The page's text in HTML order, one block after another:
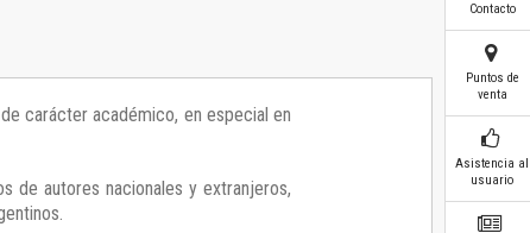
carácter académico, en especial en
de autores nacionales y extranjeros,
Contacto
Puntos de
venta
Asistencia al
usuario